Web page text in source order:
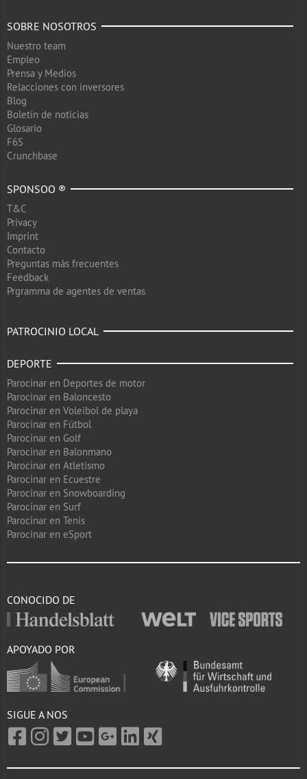
SOBRE NOSOTROS
Nuestro team
Empleo
Prensa y Medios
Relacciones con inversores
Blog
Boletín de noticias
Glosario
F6S
Crunchbase
SPONSOO ®
T&C
Privacy
Imprint
Contacto
Preguntas más frecuentes
Feedback
Prgramma de agentes de ventas
PATROCINIO LOCAL
DEPORTE
Parocinar en Deportes de motor
Parocinar en Baloncesto
Parocinar en Voleibol de playa
Parocinar en Fútbol
Parocinar en Golf
Parocinar en Balonmano
Parocinar en Atletismo
Parocinar en Ecuestre
Parocinar en Snowboarding
Parocinar en Surf
Parocinar en Tenis
Parocinar en eSport
CONOCIDO DE
APOYADO POR
SIGUE A NOS